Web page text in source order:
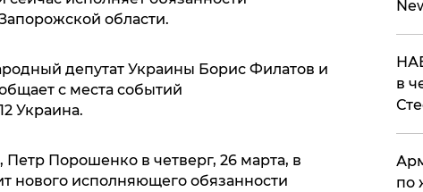
области.
депутат Украины Борис Филатов и
с места событий
Украина.
, Петр Порошенко в четверг, 26 марта, в
нового исполняющего обязанности
в
по